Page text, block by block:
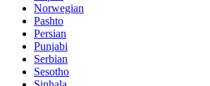
Norwegian
Pashto
Persian
Punjabi
Serbian
Sesotho